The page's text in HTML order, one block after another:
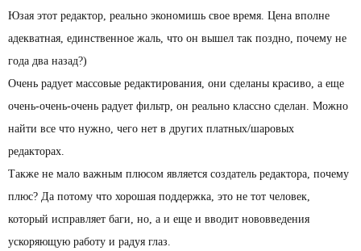
Юзая этот редактор, реально экономишь свое время. Цена вполне
адекватная, единственное жаль, что он вышел так поздно, почему не
года два назад?)
Очень радует массовые редактирования, они сделаны красиво, а еще
очень-очень-очень радует фильтр, он реально классно сделан. Можно
найти все что нужно, чего нет в других платных/шаровых
редакторах.
Также не мало важным плюсом является создатель редактора, почему
плюс? Да потому что хорошая поддержка, это не тот человек,
который исправляет баги, но, а и еще и вводит нововведения
ускоряющую работу и радуя глаз.